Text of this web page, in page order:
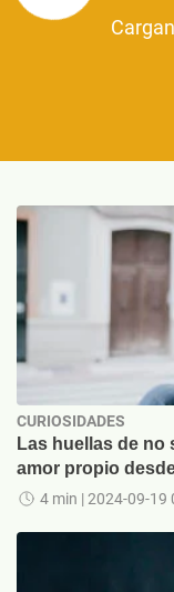
CURIOSIDADES
Las huellas de no
amor propio
4 min | 2024-09-19